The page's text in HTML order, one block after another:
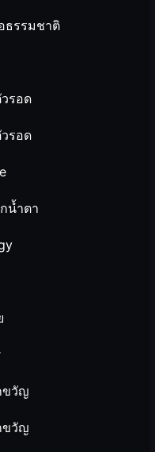
ธรรมชาติ
รอด
รอด
น้ำตา
ขวัญ
ขวัญ